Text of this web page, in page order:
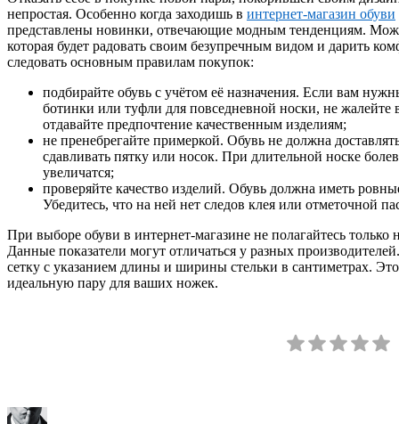
непростая. Особенно когда заходишь в интернет-магазин обуви
представлены новинки, отвечающие модным тенденциям.
которая будет радовать своим безупречным видом и дарить
следовать основным правилам покупок:
подбирайте обувь с учётом её назначения. Если вам
ботинки или туфли для повседневной носки, не жалейте
отдавайте предпочтение качественным изделиям;
не пренебрегайте примеркой. Обувь не должна
сдавливать пятку или носок. При длительной носке
увеличатся;
проверяйте качество изделий. Обувь должна иметь
Убедитесь, что на ней нет следов клея или отметочной
При выборе обуви в интернет-магазине не полагайтесь только
Данные показатели могут отличаться у разных
сетку с указанием длины и ширины стельки в сантиметрах.
идеальную пару для ваших ножек.